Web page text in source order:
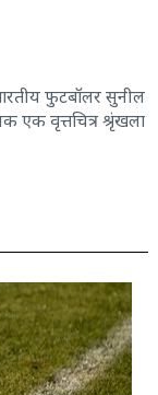
फुटबॉलर सुनील
एक वृत्तचित्र श्रृंखला